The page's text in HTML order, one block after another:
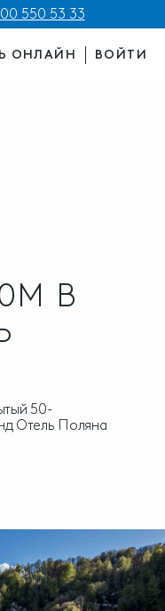
550 53 33
ОНЛАЙН ВОЙТИ
В
50-
Отель Поляна